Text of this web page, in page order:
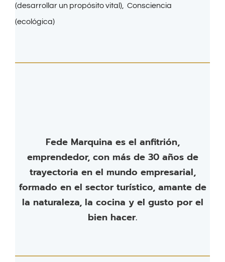
(desarrollar un propósito vital), Consciencia
(ecológica)
Fede Marquina es el anfitrión,
emprendedor, con más de 30 años de
trayectoria en el mundo empresarial,
formado en el sector turístico, amante de
la naturaleza, la cocina y el gusto por el
bien hacer.